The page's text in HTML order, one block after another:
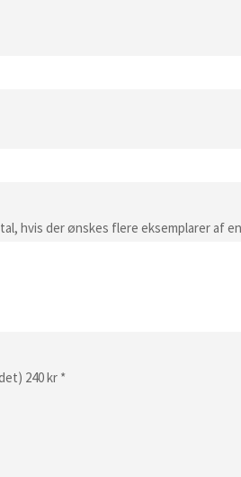
hvis der ønskes flere eksemplarer af
240 kr *